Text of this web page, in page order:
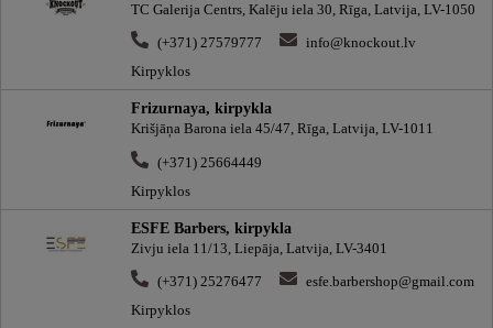
TC Galerija Centrs, Kalēju iela 30, Rīga, Latvija, LV-1050
(+371) 27579777
info@knockout.lv
Kirpyklos
Frizurnaya, kirpykla
Krišjāņa Barona iela 45/47, Rīga, Latvija, LV-1011
(+371) 25664449
Kirpyklos
ESFE Barbers, kirpykla
Zivju iela 11/13, Liepāja, Latvija, LV-3401
(+371) 25276477
esfe.barbershop@gmail.com
Kirpyklos